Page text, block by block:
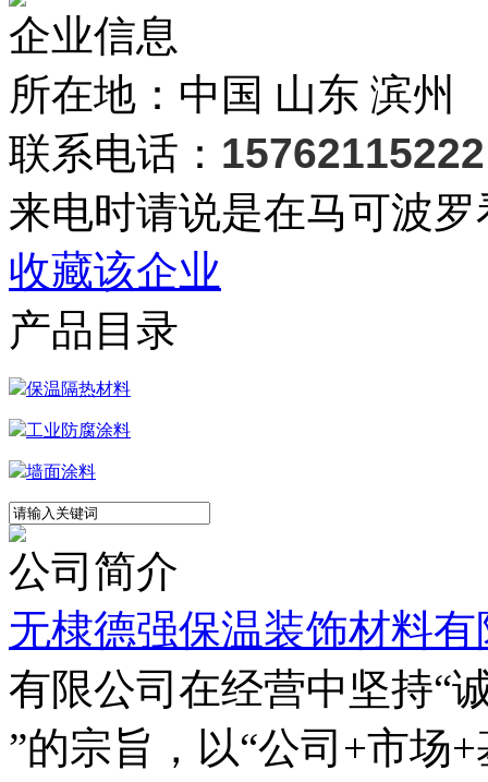
企业信息
所在地：中国 山东 滨州
联系电话： 15762115222
来电时请说是在马可波
收藏该企业
产品目录
保温隔热材料
工业防腐涂料
墙面涂料
公司简介
无棣德强保温装饰材料有
有限公司在经营中坚持“
”的宗旨，以“公司+市场